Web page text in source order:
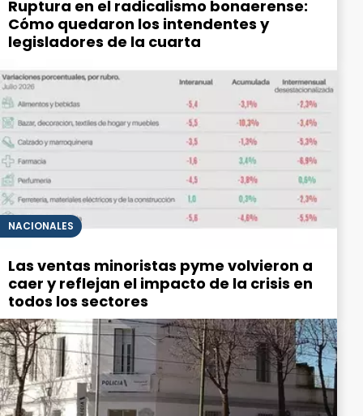
Ruptura en el radicalismo bonaerense:
Cómo quedaron los intendentes y
legisladores de la cuarta
NACIONALES
Las ventas minoristas pyme volvieron a
caer y reflejan el impacto de la crisis en
todos los sectores